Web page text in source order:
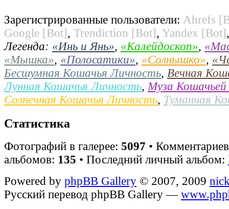
Зарегистрированные пользователи: Ahrefs
Google [Bot], Trendiction [Bot], Yandex [Bot]
Легенда: «Инь и Янь», «Калейдоскоп»,
«Мышка», «Полосатики», «Солнышко»,
Бесшумная Кошачья Личность, Вечная
Лунная Кошачья Личность, Муза
Солнечная Кошачья Личность, Туманная
Статистика
Фотографий в галерее: 5097 •
альбомов: 135 • Последний личный альбом:
Powered by phpBB Gallery © 2007, 2009
Русский перевод phpBB Gallery —